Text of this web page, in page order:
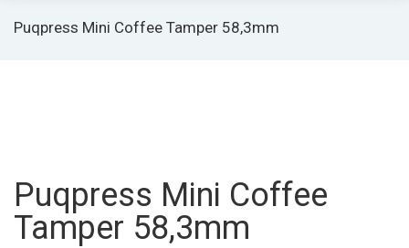
Puqpress Mini Coffee Tamper 58,3mm
Puqpress Mini Coffee
Tamper 58,3mm